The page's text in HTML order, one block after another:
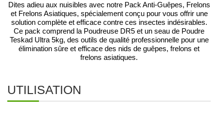
Dites adieu aux nuisibles avec notre Pack Anti-Guêpes, Frelons
et Frelons Asiatiques, spécialement conçu pour vous offrir une
solution complète et efficace contre ces insectes indésirables.
Ce pack comprend la Poudreuse DR5 et un seau de Poudre
Teskad Ultra 5kg, des outils de qualité professionnelle pour une
élimination sûre et efficace des nids de guêpes, frelons et
frelons asiatiques.
UTILISATION